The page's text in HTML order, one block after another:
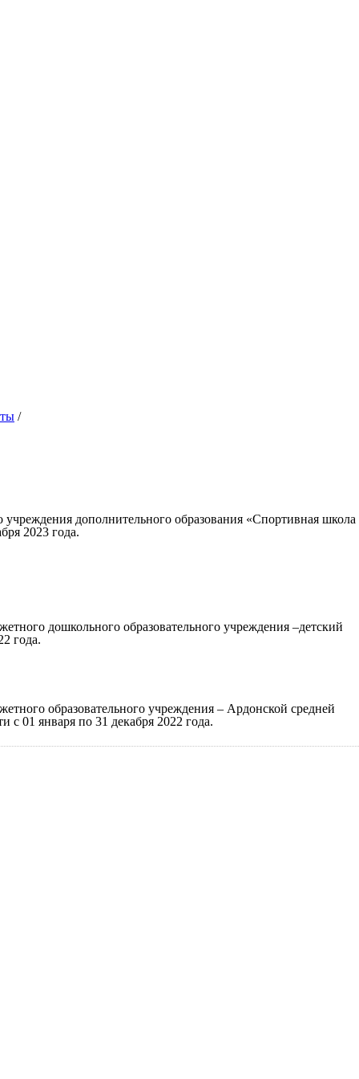
/
дополнительного образования «Спортивная школа
2023 года.
дошкольного образовательного учреждения –детский
года.
образовательного учреждения – Ардонской средней
01 января по 31 декабря 2022 года.